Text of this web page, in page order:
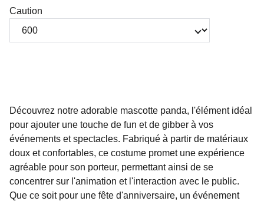
Caution
Découvrez notre adorable mascotte panda, l'élément idéal
pour ajouter une touche de fun et de gibber à vos
événements et spectacles. Fabriqué à partir de matériaux
doux et confortables, ce costume promet une expérience
agréable pour son porteur, permettant ainsi de se
concentrer sur l'animation et l'interaction avec le public.
Que ce soit pour une fête d'anniversaire, un événement